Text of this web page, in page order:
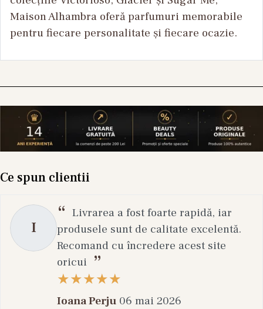
Maison Alhambra oferă parfumuri memorabile
pentru fiecare personalitate și fiecare ocazie.
Ce spun clientii
I
Livrarea a fost foarte rapidă, iar
produsele sunt de calitate excelentă.
Recomand cu încredere acest site
oricui
Ioana Perju 06 mai 2026